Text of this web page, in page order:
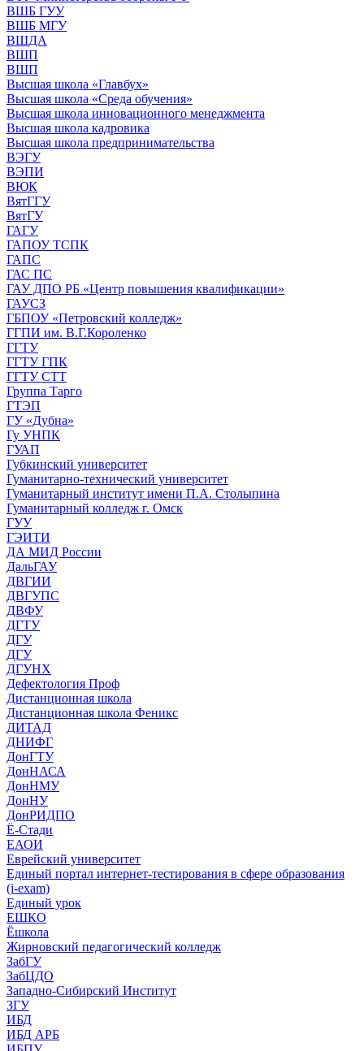
ВШБ ГУУ
ВШБ МГУ
ВШДА
ВШП
ВШП
Высшая школа «Главбух»
Высшая школа «Среда обучения»
Высшая школа инновационного менеджмента
Высшая школа кадровика
Высшая школа предпринимательства
ВЭГУ
ВЭПИ
ВЮК
ВятГГУ
ВятГУ
ГАГУ
ГАПОУ ТСПК
ГАПС
ГАС ПС
ГАУ ДПО РБ «Центр повышения квалификации»
ГАУСЗ
ГБПОУ «Петровский колледж»
ГГПИ им. В.Г.Короленко
ГГТУ
ГГТУ ГПК
ГГТУ СТТ
Группа Тарго
ГТЭП
ГУ «Дубна»
Гу УНПК
ГУАП
Губкинский университет
Гуманитарно-технический университет
Гуманитарный институт имени П.А. Столыпина
Гуманитарный колледж г. Омск
ГУУ
ГЭИТИ
ДА МИД России
ДальГАУ
ДВГИИ
ДВГУПС
ДВФУ
ДГТУ
ДГУ
ДГУ
ДГУНХ
Дефектология Проф
Дистанционная школа
Дистанционная школа Феникс
ДИТАД
ДНИФГ
ДонГТУ
ДонНАСА
ДонНМУ
ДонНУ
ДонРИДПО
Ё-Стади
ЕАОИ
Еврейский университет
Единый портал интернет-тестирования в сфере образования
(i-exam)
Единый урок
ЕШКО
Ёшкола
Жирновский педагогический колледж
ЗабГУ
ЗабЦДО
Западно-Сибирский Институт
ЗГУ
ИБД
ИБД АРБ